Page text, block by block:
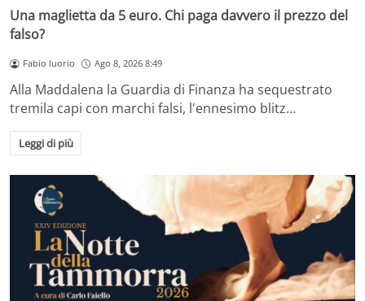
Una maglietta da 5 euro. Chi paga davvero il prezzo del
falso?
Fabio Iuorio Ago 8, 2026 8:49
Alla Maddalena la Guardia di Finanza ha sequestrato
tremila capi con marchi falsi, l'ennesimo blitz…
Leggi di più